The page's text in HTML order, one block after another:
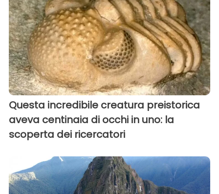
Questa incredibile creatura preistorica
aveva centinaia di occhi in uno: la
scoperta dei ricercatori